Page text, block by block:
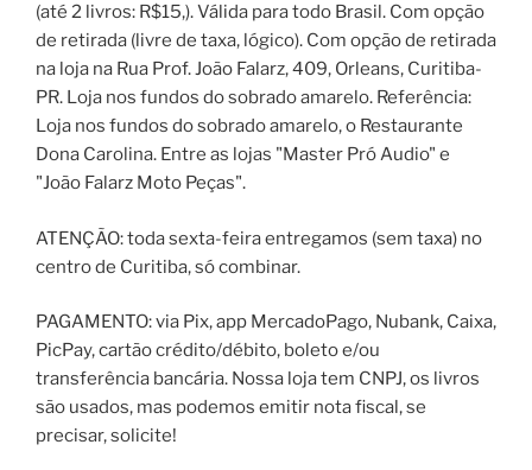
(até 2 livros: R$15,). Válida para todo Brasil. Com opção
de retirada (livre de taxa, lógico). Com opção de retirada
na loja na Rua Prof. João Falarz, 409, Orleans, Curitiba-
PR. Loja nos fundos do sobrado amarelo. Referência:
Loja nos fundos do sobrado amarelo, o Restaurante
Dona Carolina. Entre as lojas "Master Pró Audio" e
"João Falarz Moto Peças".
ATENÇÃO: toda sexta-feira entregamos (sem taxa) no
centro de Curitiba, só combinar.
PAGAMENTO: via Pix, app MercadoPago, Nubank, Caixa,
PicPay, cartão crédito/débito, boleto e/ou
transferência bancária. Nossa loja tem CNPJ, os livros
são usados, mas podemos emitir nota fiscal, se
precisar, solicite!